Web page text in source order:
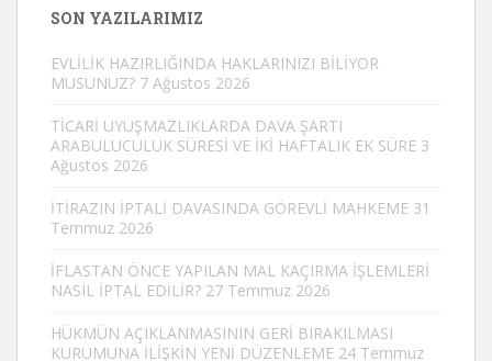
SON YAZILARIMIZ
EVLİLİK HAZIRLIĞINDA HAKLARINIZI BİLİYOR
MUSUNUZ? 7 Ağustos 2026
TİCARİ UYUŞMAZLIKLARDA DAVA ŞARTI
ARABULUCULUK SÜRESİ VE İKİ HAFTALIK EK SÜRE 3
Ağustos 2026
İTİRAZIN İPTALİ DAVASINDA GÖREVLİ MAHKEME 31
Temmuz 2026
İFLASTAN ÖNCE YAPILAN MAL KAÇIRMA İŞLEMLERİ
NASIL İPTAL EDİLİR? 27 Temmuz 2026
HÜKMÜN AÇIKLANMASININ GERİ BIRAKILMASI
KURUMUNA İLİŞKİN YENİ DÜZENLEME 24 Temmuz